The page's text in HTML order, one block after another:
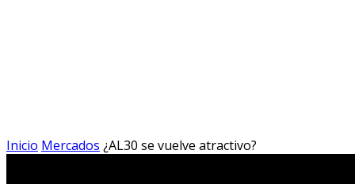
Inicio Mercados ¿AL30 se vuelve atractivo?